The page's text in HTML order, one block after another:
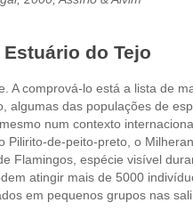
do Tejo
A comprová-lo está a lista de
algumas das populações de
num contexto
Pilirito-de-peito-preto, o
Flamingos, espécie visível
atingir mais de 5000
em pequenos grupos nas